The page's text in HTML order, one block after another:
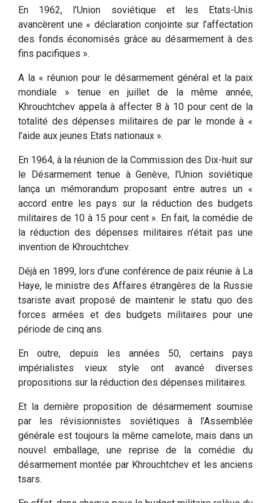
En 1962, l’Union soviétique et les Etats-Unis
avancèrent une « déclaration conjointe sur l’affectation
des fonds économisés grâce au désarmement à des
fins pacifiques ».
A la « réunion pour le désarmement général et la paix
mondiale » tenue en juillet de la même année,
Khrouchtchev appela à affecter 8 à 10 pour cent de la
totalité des dépenses militaires de par le monde à «
l’aide aux jeunes Etats nationaux ».
En 1964, à la réunion de la Commission des Dix-huit sur
le Désarmement tenue à Genève, l’Union soviétique
lança un mémorandum proposant entre autres un «
accord entre les pays sur la réduction des budgets
militaires de 10 à 15 pour cent ». En fait, la comédie de
la réduction des dépenses militaires n’était pas une
invention de Khrouchtchev.
Déjà en 1899, lors d’une conférence de paix réunie à La
Haye, le ministre des Affaires étrangères de la Russie
tsariste avait proposé de maintenir le statu quo des
forces armées et des budgets militaires pour une
période de cinq ans.
En outre, depuis les années 50, certains pays
impérialistes vieux style ont avancé diverses
propositions sur la réduction des dépenses militaires.
Et la dernière proposition de désarmement soumise
par les révisionnistes soviétiques à l’Assemblée
générale est toujours la même camelote, mais dans un
nouvel emballage, une reprise de la comédie du
désarmement montée par Khrouchtchev et les anciens
tsars.